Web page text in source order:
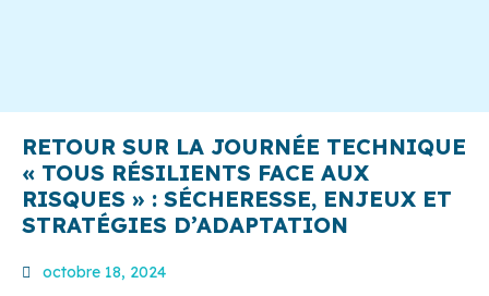
RETOUR SUR LA JOURNÉE TECHNIQUE
« TOUS RÉSILIENTS FACE AUX
RISQUES » : SÉCHERESSE, ENJEUX ET
STRATÉGIES D’ADAPTATION
octobre 18, 2024